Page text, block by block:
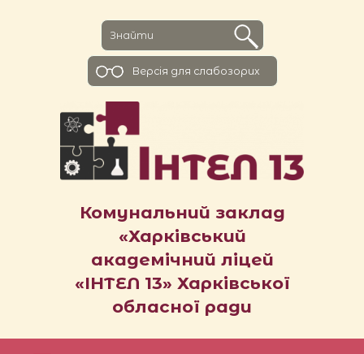
Комунальний заклад
«Харківський
академічний ліцей
«ІНТЕЛ 13» Харківської
обласної ради
Версiя для слабозорих